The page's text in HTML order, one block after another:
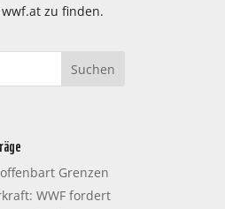
zu finden.
Grenzen
WWF fordert